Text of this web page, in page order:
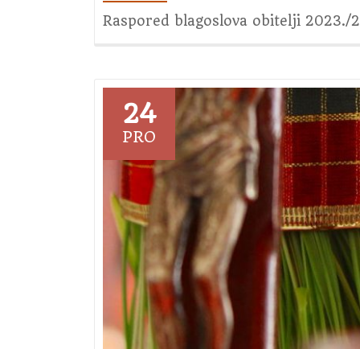
Raspored blagoslova obitelji 2023./
24
PRO